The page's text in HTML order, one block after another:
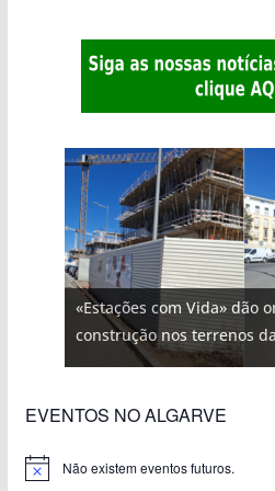
«Estações com Vida» dão
construção nos terrenos
EVENTOS NO ALGARVE
Não existem eventos futuros.